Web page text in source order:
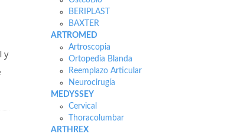
y
BERIPLAST
BAXTER
ARTROMED
Artroscopia
Ortopedia Blanda
Reemplazo Articular
Neurocirugía
MEDYSSEY
Cervical
Thoracolumbar
ARTHREX